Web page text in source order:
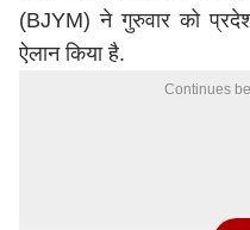
(BJYM) ने गुरुवार को
ऐलान किया है.
Continues